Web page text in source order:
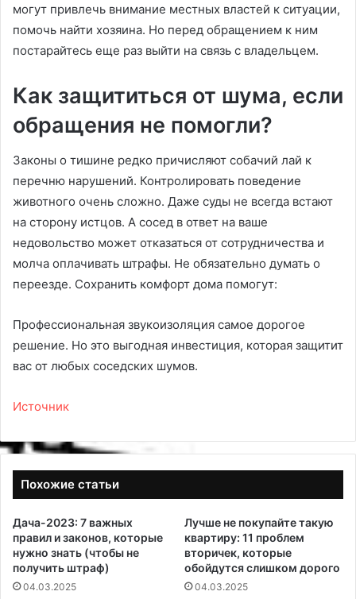
могут привлечь внимание местных властей к ситуации,
помочь найти хозяина. Но перед обращением к ним
постарайтесь еще раз выйти на связь с владельцем.
Как защититься от шума, если
обращения не помогли?
Законы о тишине редко причисляют собачий лай к
перечню нарушений. Контролировать поведение
животного очень сложно. Даже суды не всегда встают
на сторону истцов. А сосед в ответ на ваше
недовольство может отказаться от сотрудничества и
молча оплачивать штрафы. Не обязательно думать о
переезде. Сохранить комфорт дома помогут:
Профессиональная звукоизоляция самое дорогое
решение. Но это выгодная инвестиция, которая защитит
вас от любых соседских шумов.
Источник
Похожие статьи
Дача-2023: 7 важных
правил и законов, которые
нужно знать (чтобы не
получить штраф)
04.03.2025
Лучше не покупайте такую
квартиру: 11 проблем
вторичек, которые
обойдутся слишком дорого
04.03.2025